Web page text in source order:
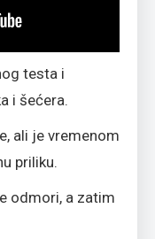
testa i
i šećera.
ali je vremenom
priliku.
odmori, a zatim